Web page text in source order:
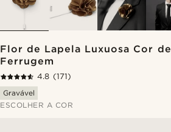
Flor de Lapela Luxuosa Cor de
Ferrugem
4.8 (171)
Gravável
ESCOLHER A COR